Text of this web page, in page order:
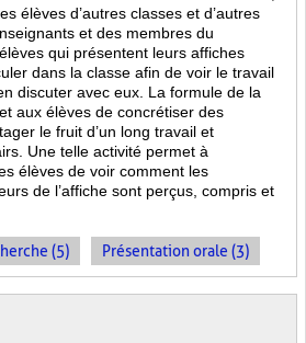
élèves d’autres classes et d’autres
et des membres du
qui présentent leurs affiches
dans la classe afin de voir le travail
discuter avec eux. La formule de la
aux élèves de concrétiser des
le fruit d’un long travail et
Une telle activité permet à
élèves de voir comment les
de l’affiche sont perçus, compris et
(5) Présentation orale (3)